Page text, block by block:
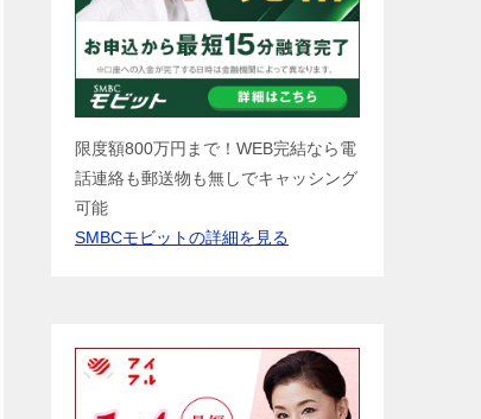
限度額800万円まで！WEB完結なら電
話連絡も郵送物も無しでキャッシング
可能
SMBCモビットの詳細を見る